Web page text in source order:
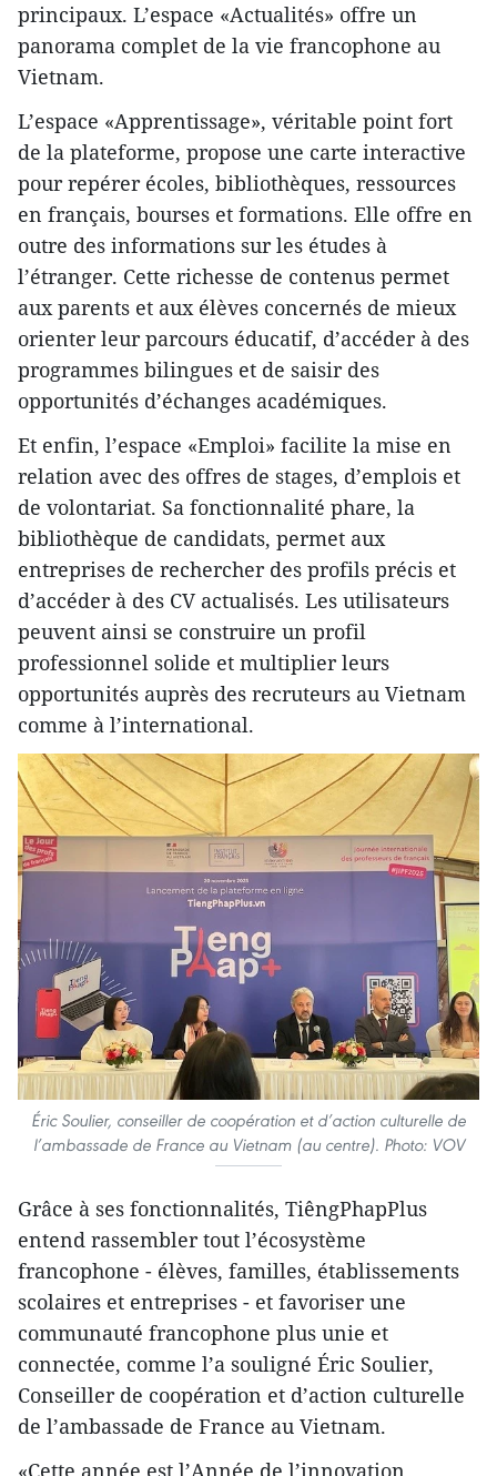
principaux. L’espace «Actualités» offre un
panorama complet de la vie francophone au
Vietnam.
L’espace «Apprentissage», véritable point fort
de la plateforme, propose une carte interactive
pour repérer écoles, bibliothèques, ressources
en français, bourses et formations. Elle offre en
outre des informations sur les études à
l’étranger. Cette richesse de contenus permet
aux parents et aux élèves concernés de mieux
orienter leur parcours éducatif, d’accéder à des
programmes bilingues et de saisir des
opportunités d’échanges académiques.
Et enfin, l’espace «Emploi» facilite la mise en
relation avec des offres de stages, d’emplois et
de volontariat. Sa fonctionnalité phare, la
bibliothèque de candidats, permet aux
entreprises de rechercher des profils précis et
d’accéder à des CV actualisés. Les utilisateurs
peuvent ainsi se construire un profil
professionnel solide et multiplier leurs
opportunités auprès des recruteurs au Vietnam
comme à l’international.
Éric Soulier, conseiller de coopération et d’action culturelle de
l’ambassade de France au Vietnam (au centre). Photo: VOV
Grâce à ses fonctionnalités, TiêngPhapPlus
entend rassembler tout l’écosystème
francophone - élèves, familles, établissements
scolaires et entreprises - et favoriser une
communauté francophone plus unie et
connectée, comme l’a souligné Éric Soulier,
Conseiller de coopération et d’action culturelle
de l’ambassade de France au Vietnam.